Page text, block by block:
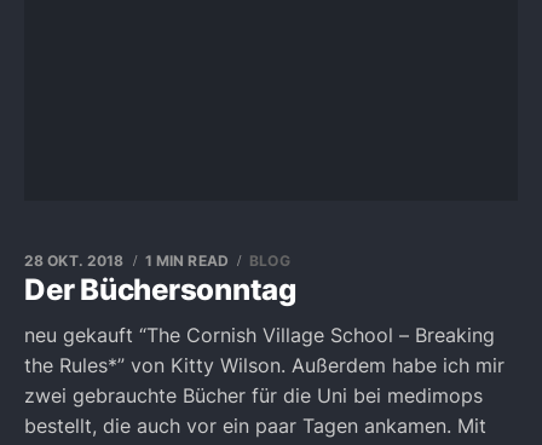
Der Büchersonntag
28 OKT. 2018 1 MIN READ BLOG
neu gekauft “The Cornish Village School – Breaking
the Rules*” von Kitty Wilson. Außerdem habe ich mir
zwei gebrauchte Bücher für die Uni bei medimops
bestellt, die auch vor ein paar Tagen ankamen. Mit